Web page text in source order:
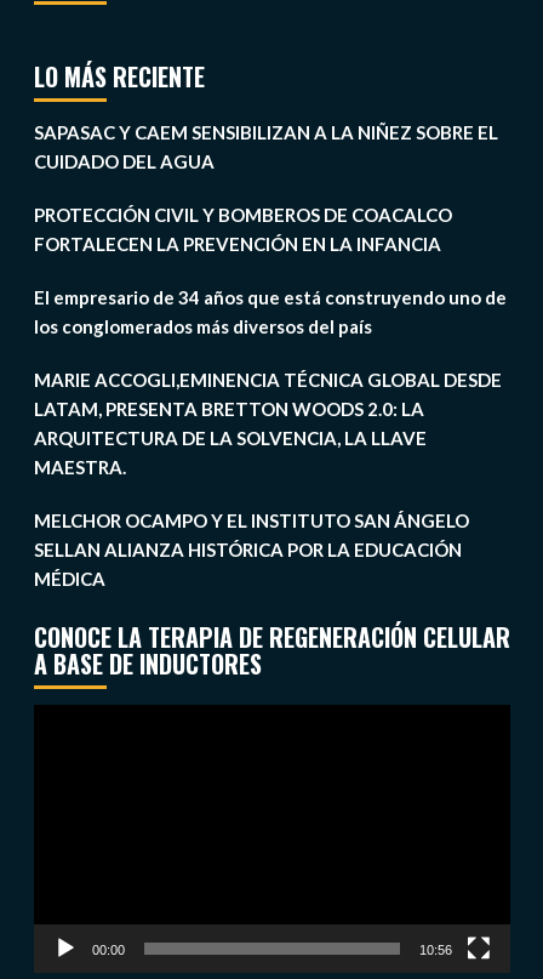
LO MÁS RECIENTE
SAPASAC Y CAEM SENSIBILIZAN A LA NIÑEZ SOBRE EL
CUIDADO DEL AGUA
PROTECCIÓN CIVIL Y BOMBEROS DE COACALCO
FORTALECEN LA PREVENCIÓN EN LA INFANCIA
El empresario de 34 años que está construyendo uno de
los conglomerados más diversos del país
MARIE ACCOGLI,EMINENCIA TÉCNICA GLOBAL DESDE
LATAM, PRESENTA BRETTON WOODS 2.0: LA
ARQUITECTURA DE LA SOLVENCIA, LA LLAVE
MAESTRA.
MELCHOR OCAMPO Y EL INSTITUTO SAN ÁNGELO
SELLAN ALIANZA HISTÓRICA POR LA EDUCACIÓN
MÉDICA
CONOCE LA TERAPIA DE REGENERACIÓN CELULAR
A BASE DE INDUCTORES
00:00 10:56